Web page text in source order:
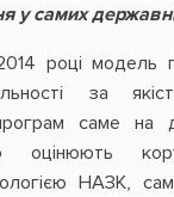
у самих
році модель
за
саме на
оцінюють
НАЗК,